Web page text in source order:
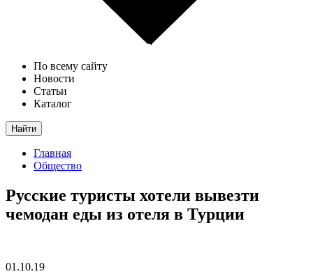
По всему сайту
Новости
Статьи
Каталог
Найти
Главная
Общество
Русские туристы хотели вывезти
чемодан еды из отеля в Турции
01.10.19